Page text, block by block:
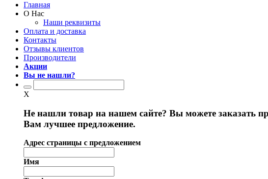
Главная
О Нас
Наши реквизиты
Оплата и доставка
Контакты
Отзывы клиентов
Производители
Акции
Вы не нашли?
X
Не нашли товар на нашем сайте? Вы можете заказать
Вам лучшее предложение.
Адрес страницы с предложением
Имя